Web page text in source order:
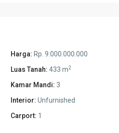
Harga: Rp. 9.000.000.000
Luas Tanah: 433 m2
Kamar Mandi: 3
Interior: Unfurnished
Carport: 1